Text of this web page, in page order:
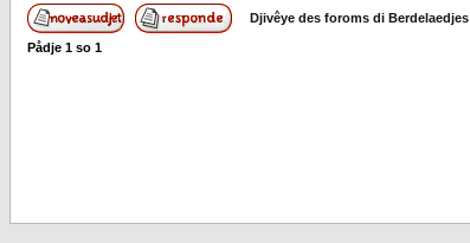
Djivêye des foroms di Berdelaedjes
Pådje 1 so 1